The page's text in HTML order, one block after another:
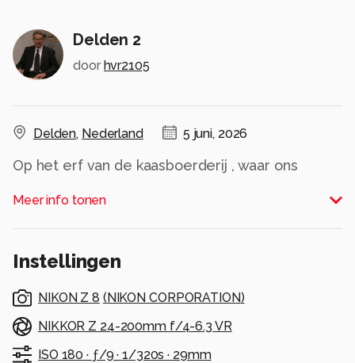
Delden 2
door hvr2105
Delden, Nederland 5 juni, 2026
Op het erf van de kaasboerderij , waar ons
aan....de Opel Kadett Caravan uit de jaren -60.
één van de eerste "familiewagens" en hier met
bewaar ik aan deze auto.
Allen bedankt voor de fijne waarderingen op
mijn vorige upload.
Alle rechten voorbehouden
Meer info tonen
Instellingen
NIKON Z 8 (NIKON CORPORATION)
NIKKOR Z 24-200mm f/4-6.3 VR
ISO 180 · ƒ/9 ·1/320s · 29mm